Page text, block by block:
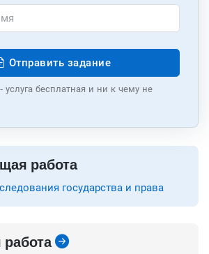
Отправить задание
услуга бесплатная и ни к чему не
работа
государства и права